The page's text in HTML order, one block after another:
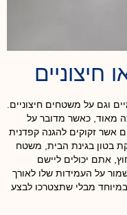
חיצוניים
וגם על משטחים חיצוניים.
מאוד, כאשר מדובר על
אשר זקוקים להגנה קפדנית
בטון בגינת הבית, משטח
אתם יכולים ליישם
על העמידות שלו לאורך
במיוחד מבלי שתצטרכו לבצע